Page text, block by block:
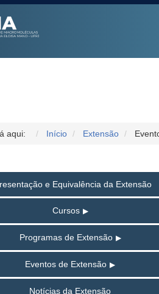
aqui: Início Extensão
e Equivalência da Extensão
Cursos
Programas de Extensão
Eventos de Extensão
Notícias da Extensão